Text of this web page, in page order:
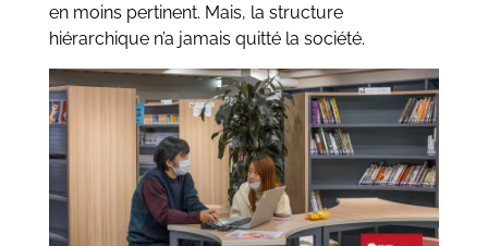
en moins pertinent. Mais, la structure
hiérarchique n’a jamais quitté la société.